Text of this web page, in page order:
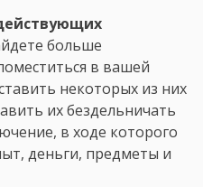
больше
в вашей
некоторых из них
их бездельничать
в ходе которого
деньги, предметы и